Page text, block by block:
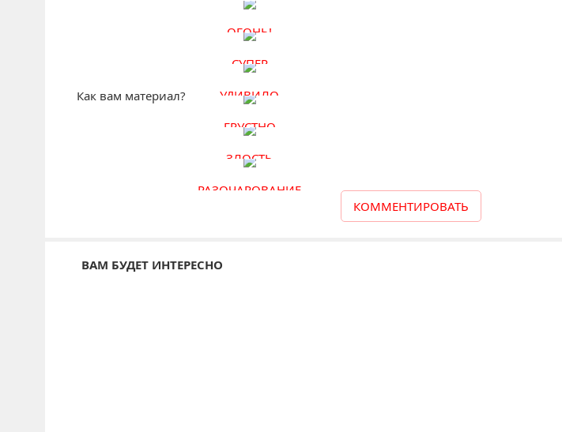
Как вам материал?
ОГОНЬ!
СУПЕР
УДИВИЛО
ГРУСТНО
ЗЛОСТЬ
РАЗОЧАРОВАНИЕ
КОММЕНТИРОВАТЬ
ВАМ БУДЕТ ИНТЕРЕСНО